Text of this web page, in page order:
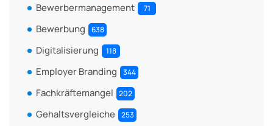
Bewerbermanagement 71
Bewerbung 638
Digitalisierung 118
Employer Branding 344
Fachkräftemangel 202
Gehaltsvergleiche 253